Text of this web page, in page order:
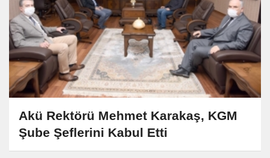
Akü Rektörü Mehmet Karakaş, KGM
Şube Şeflerini Kabul Etti